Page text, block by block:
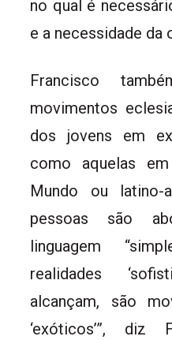
no qual é
e a necessidade da
Francisco
movimentos
dos jovens em
como aquelas
Mundo ou latino-
pessoas são
linguagem
realidades
alcançam, são
‘exóticos’”, diz